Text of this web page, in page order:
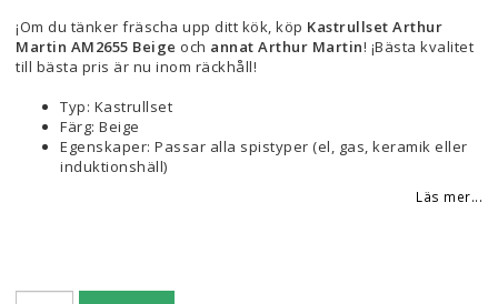
¡Om du tänker fräscha upp ditt kök, köp Kastrullset Arthur
Martin AM2655 Beige och annat Arthur Martin! ¡Bästa kvalitet
till bästa pris är nu inom räckhåll!
Typ: Kastrullset
Färg: Beige
Egenskaper: Passar alla spistyper (el, gas, keramik eller
induktionshäll)
Läs mer...